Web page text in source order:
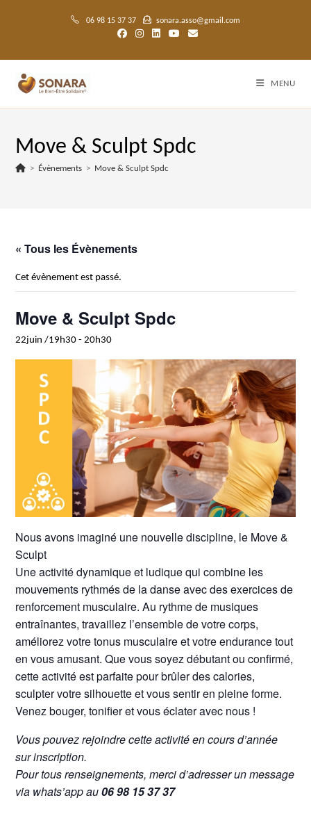
06 98 15 37 37 sonara.asso@gmail.com
MENU
Move & Sculpt Spdc
> Évènements > Move & Sculpt Spdc
« Tous les Évènements
Cet évènement est passé.
Move & Sculpt Spdc
22juin /19h30 -20h30
Nous avons imaginé une nouvelle discipline, le Move &
Sculpt
Une activité dynamique et ludique qui combine les
mouvements rythmés de la danse avec des exercices de
renforcement musculaire. Au rythme de musiques
entraînantes, travaillez l’ensemble de votre corps,
améliorez votre tonus musculaire et votre endurance tout
en vous amusant. Que vous soyez débutant ou confirmé,
cette activité est parfaite pour brûler des calories,
sculpter votre silhouette et vous sentir en pleine forme.
Venez bouger, tonifier et vous éclater avec nous !
Vous pouvez rejoindre cette activité en cours d’année
sur inscription.
Pour tous renseignements, merci d’adresser un message
via whats’app au06 98 15 37 37